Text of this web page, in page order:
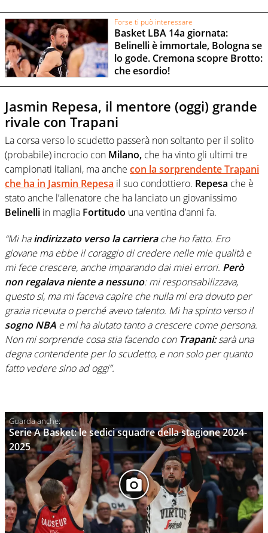
Forse ti può interessare
Basket LBA 14a giornata:
Belinelli è immortale, Bologna se
lo gode. Cremona scopre Brotto:
che esordio!
Jasmin Repesa, il mentore (oggi) grande
rivale con Trapani
La corsa verso lo scudetto passerà non soltanto per il solito
(probabile) incrocio con Milano, che ha vinto gli ultimi tre
campionati italiani, ma anche con la sorprendente Trapani
che ha in Jasmin Repesa il suo condottiero. Repesa che è
stato anche l’allenatore che ha lanciato un giovanissimo
Belinelli in maglia Fortitudo una ventina d’anni fa.
“Mi haindirizzato verso la carrierache ho fatto. Ero
giovane ma ebbe il coraggio di credere nelle mie qualità e
mi fece crescere, anche imparando dai miei errori. Però
non regalava niente a nessuno: mi responsabilizzava,
questo si, ma mi faceva capire che nulla mi era dovuto per
grazia ricevuta o perché avevo talento. Mi ha spinto verso il
sogno NBA e mi ha aiutato tanto a crescere come persona.
Non mi sorprende cosa stia facendo con Trapani:sarà una
degna contendente per lo scudetto, e non solo per quanto
fatto vedere sino ad oggi”.
Serie A Basket: le sedici squadre della stagione 2024-
2025